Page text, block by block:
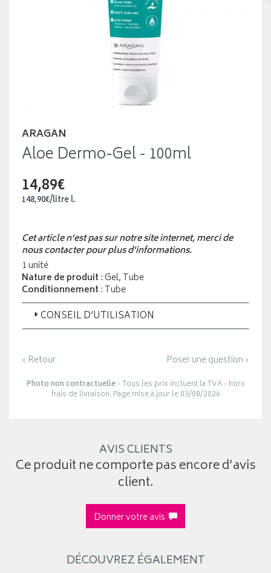
ARAGAN
Aloe Dermo-Gel - 100ml
14,89€
148,90€/litrel.
Cet article n’est pas sur notre site internet, merci de
nous contacter pour plus d’informations.
1 unité
Nature de produit : Gel, Tube
Conditionnement : Tube
CONSEIL D’UTILISATION
‹ Retour Poser une question ›
Photo non contractuelle- Tous les prix incluent la TVA - hors
frais de livraison. Page mise à jour le 03/08/2026
AVIS CLIENTS
Ce produit ne comporte pas encore d’avis
client.
Donner votre avis
DÉCOUVREZ ÉGALEMENT